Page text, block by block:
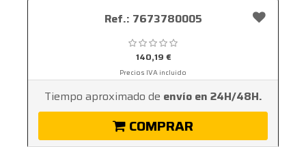
anulares y correa ajustable y extraíble de
poliéster, negro, con 2 mosquetones y protección
para el hombro. Muy estable y con deslizadores
protectores integrados. Dispone de 1 cerradura
integrada con llave. Se suministra vacío. Provisto
de: 17 compartimentos de inserción en la pared
delantera, intermedia y trasera 1 compartimento
de fijación transparente en la tapa
Ver mas ...
Ref.: 7673780005
140,19 €
Precios IVA incluido
Tiempo aproximado de envío en 24H/48H.
COMPRAR